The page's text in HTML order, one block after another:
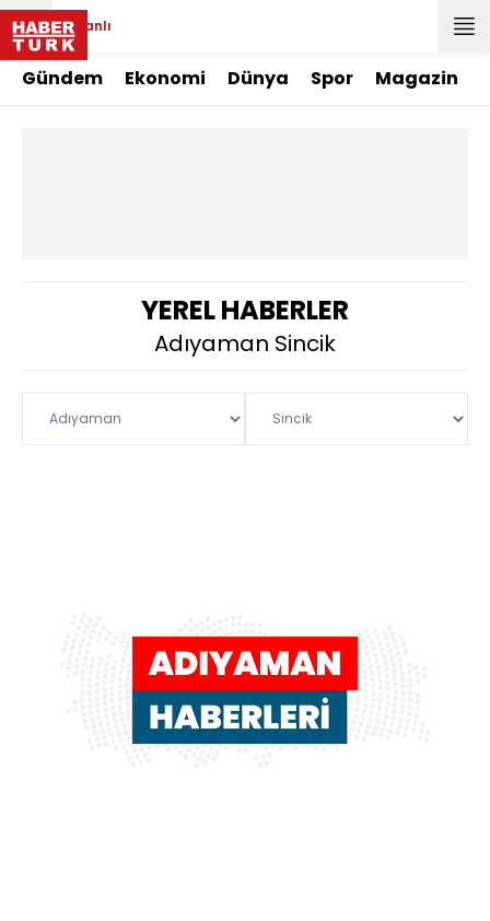
Canlı
Gündem Ekonomi Dünya Spor Magazin
YEREL HABERLER
Adıyaman Sincik